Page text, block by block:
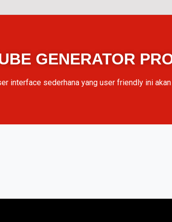
GENERATOR
interface sederhana yang user friendly ini